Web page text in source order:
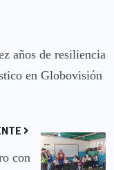
años de resiliencia
en Globovisión
con